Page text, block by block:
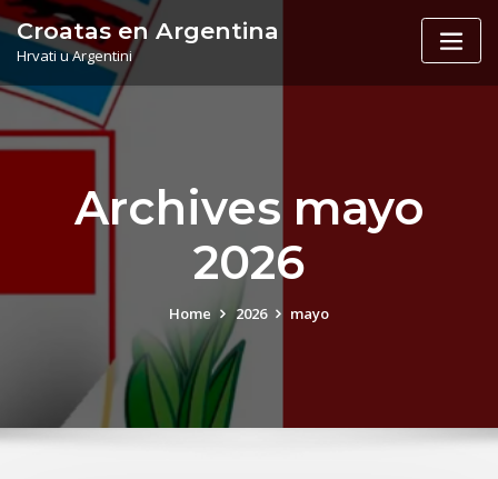
Skip
to
content
Croatas en Argentina
Hrvati u Argentini
Archives mayo
2026
Home 2026 mayo